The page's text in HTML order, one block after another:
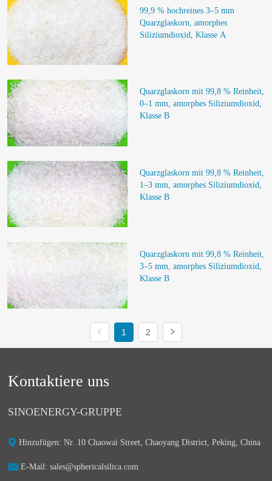
99,9 % hochreines 3–5 mm
Quarzglaskorn, amorphes
Siliziumdioxid, Klasse A
Quarzglaskorn mit 99,8 % Reinheit,
0–1 mm, amorphes Siliziumdioxid,
Klasse B
Quarzglaskorn mit 99,8 % Reinheit,
1–3 mm, amorphes Siliziumdioxid,
Klasse B
Quarzglaskorn mit 99,8 % Reinheit,
3–5 mm, amorphes Siliziumdioxid,
Klasse B
1 2
Kontaktiere uns
SINOENERGY-GRUPPE
Hinzufügen: Nr. 10 Chaowai Street, Chaoyang District, Peking, China
E-Mail: sales@sphericalsilica.com